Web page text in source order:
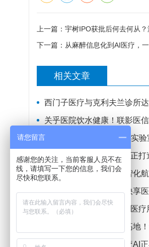
上一篇： 宇树IPO获批后何去何从
下一篇： 从麻醉信息化到AI医疗，
相关文章
西门子医疗与克利夫兰诊所
关乎医院饮水健康！联影医
独家开箱大肠镜AI Agent实
智联医疗全域，ATEN宏正
锚定十五五全民健康数智化
深耕医疗大数据赛道｜快享
从 2 小时到 60 秒：迈瑞医
聚力打造医疗数智创新高地
对话联影集团薛敏：医疗AI
请您留言
感谢您的关注，当前客服人员不在
线，请填写一下您的信息，我们会
尽快和您联系。